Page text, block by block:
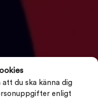
du ska känna dig
enligt